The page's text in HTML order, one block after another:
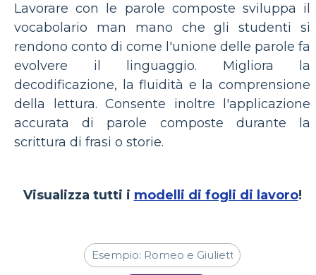
Lavorare con le parole composte sviluppa il
vocabolario man mano che gli studenti si
rendono conto di come l'unione delle parole fa
evolvere il linguaggio. Migliora la
decodificazione, la fluidità e la comprensione
della lettura. Consente inoltre l'applicazione
accurata di parole composte durante la
scrittura di frasi o storie.
Visualizza tutti i modelli di fogli di lavoro!